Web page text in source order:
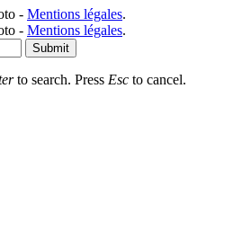
- Mentions légales.
- Mentions légales.
Submit
to search. Press Esc to cancel.